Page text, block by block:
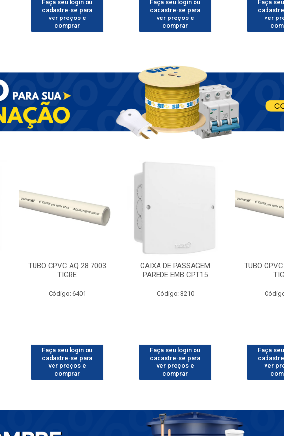
Faça seu login ou
cadastre-se para
ver preços e
comprar
Faça seu login ou
cadastre-se para
ver preços e
comprar
Faça
ver
TUBO CPVC AQ 28 7003
TIGRE
Código: 6401
Faça seu login ou
cadastre-se para
ver preços e
comprar
CAIXA DE PASSAGEM
PAREDE EMB CPT15
Código: 3210
Faça seu login ou
cadastre-se para
ver preços e
comprar
TUBO
Faça
ver